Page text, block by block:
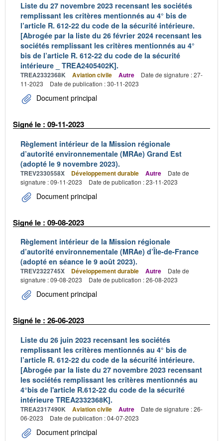
Liste du 27 novembre 2023 recensant les sociétés
remplissant les critères mentionnés au 4° bis de
l’article R. 612-22 du code de la sécurité intérieure.
[Abrogée par la liste du 26 février 2024 recensant les
sociétés remplissant les critères mentionnés au 4°
bis de l’article R. 612-22 du code de la sécurité
intérieure _ TREA2405402K].
TREA2332368K Aviation civile Autre
Date de signature : 27-
11-2023
Date de publication : 30-11-2023
Document principal
Signé le : 09-11-2023
Règlement intérieur de la Mission régionale
d’autorité environnementale (MRAe) Grand Est
(adopté le 9 novembre 2023).
TREV2330558X Développement durable Autre
Date de
signature : 09-11-2023
Date de publication : 23-11-2023
Document principal
Signé le : 09-08-2023
Règlement intérieur de la Mission régionale
d’autorité environnementale (MRAe) d’Île-de-France
(adopté en séance le 9 août 2023).
TREV2322745X Développement durable Autre
Date de
signature : 09-08-2023
Date de publication : 26-08-2023
Document principal
Signé le : 26-06-2023
Liste du 26 juin 2023 recensant les sociétés
remplissant les critères mentionnés au 4° bis de
l’article R. 612-22 du code de la sécurité intérieure.
[Abrogée par la liste du 27 novembre 2023 recensant
les sociétés remplissant les critères mentionnés au
4°bis de l'article R.612-22 du code de la sécurité
intérieure TREA2332368K].
TREA2317490K Aviation civile Autre
Date de signature : 26-
06-2023
Date de publication : 04-07-2023
Document principal